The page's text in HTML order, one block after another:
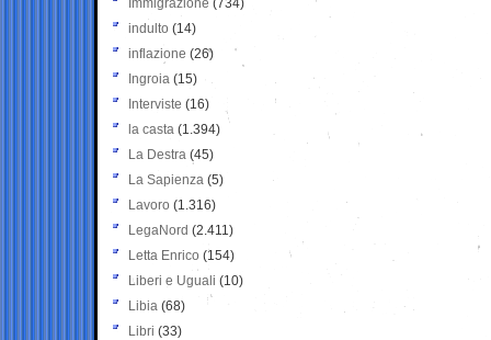
Immigrazione (734)
indulto (14)
inflazione (26)
Ingroia (15)
Interviste (16)
la casta (1.394)
La Destra (45)
La Sapienza (5)
Lavoro (1.316)
LegaNord (2.411)
Letta Enrico (154)
Liberi e Uguali (10)
Libia (68)
Libri (33)